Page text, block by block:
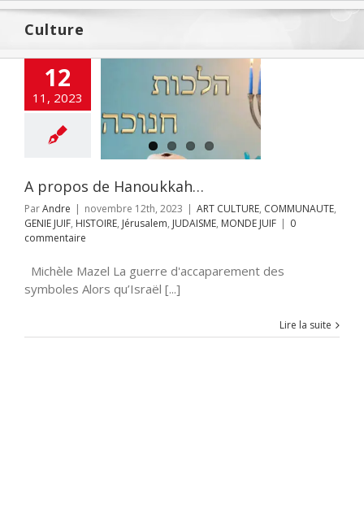
Culture
12
11, 2023
de
GENIE JUIF
A propos de Hanoukkah…
ParAndre | novembre 12th, 2023 | ART CULTURE, COMMUNAUTE,
GENIE JUIF, HISTOIRE, Jérusalem, JUDAISME, MONDE JUIF | 0
commentaire
Michèle Mazel La guerre d'accaparement des
symboles Alors qu’Israël [...]
Lire la suite